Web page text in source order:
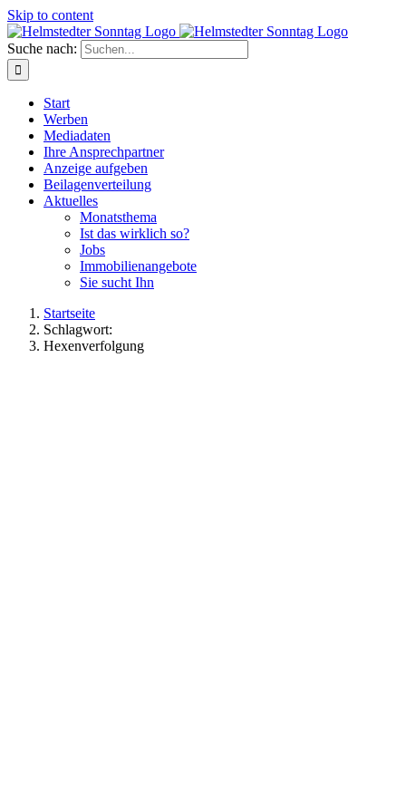
Skip to content
Suche nach:
Start
Werben
Mediadaten
Ihre Ansprechpartner
Anzeige aufgeben
Beilagenverteilung
Aktuelles
Monatsthema
Ist das wirklich so?
Jobs
Immobilienangebote
Sie sucht Ihn
Startseite
Schlagwort:
Hexenverfolgung